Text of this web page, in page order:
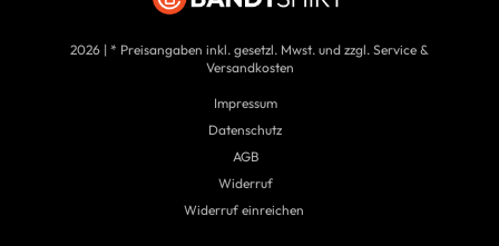
2026 | * Preisangaben inkl. gesetzl. Mwst. und zzgl. Service &
Versandkosten
Impressum
Datenschutz
AGB
Widerruf
Widerruf einreichen